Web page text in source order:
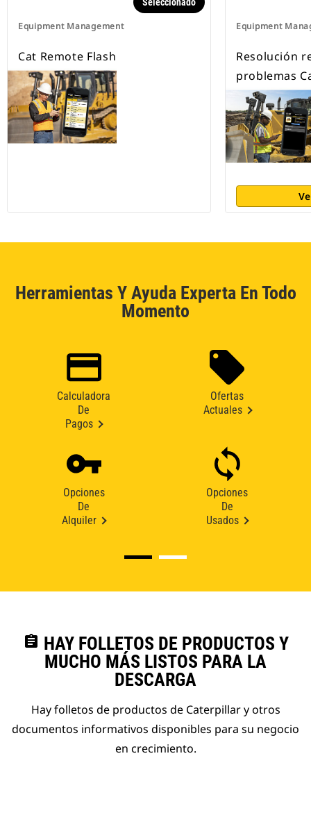
Equipment Management
Seleccionado
Cat Remote Flash
Equipment
Resolución
problemas
Herramientas Y Ayuda Experta En Todo
Momento
Calculadora
De
Pagos
Ofertas
Actuales
Opciones
De
Alquiler
Opciones
De
Usados
assignment HAY FOLLETOS DE PRODUCTOS Y
MUCHO MÁS LISTOS PARA LA
DESCARGA
Hay folletos de productos de Caterpillar y otros
documentos informativos disponibles para su negocio
en crecimiento.